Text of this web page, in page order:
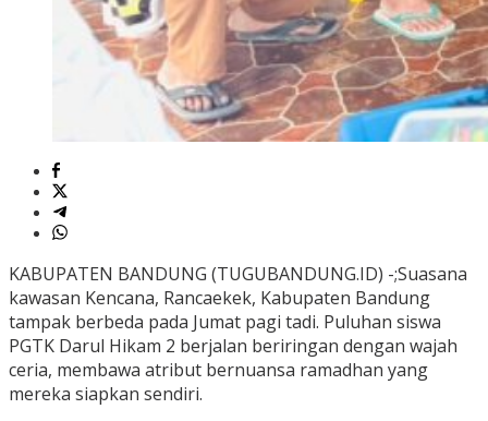
KABUPATEN BANDUNG (TUGUBANDUNG.ID) -;Suasana
kawasan Kencana, Rancaekek, Kabupaten Bandung
tampak berbeda pada Jumat pagi tadi. Puluhan siswa
PGTK Darul Hikam 2 berjalan beriringan dengan wajah
ceria, membawa atribut bernuansa ramadhan yang
mereka siapkan sendiri.